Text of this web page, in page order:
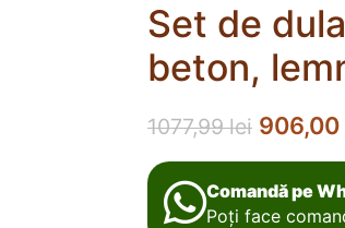
Set de
beton,
1077,99lei 906,00
Comandă pe
Poți face